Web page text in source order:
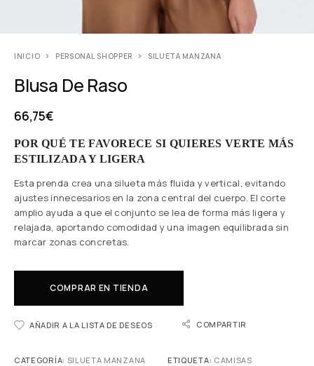
INICIO PERSONAL SHOPPER SILUETA MANZANA
Blusa De Raso
66,75€
POR QUÉ TE FAVORECE SI QUIERES VERTE MÁS
ESTILIZADA Y LIGERA
Esta prenda crea una silueta más fluida y vertical, evitando
ajustes innecesarios en la zona central del cuerpo. El corte
amplio ayuda a que el conjunto se lea de forma más ligera y
relajada, aportando comodidad y una imagen equilibrada sin
marcar zonas concretas.
COMPRAR EN TIENDA
AÑADIR A LA LISTA DE DESEOS COMPARTIR
CATEGORÍA: SILUETA MANZANA ETIQUETA: CAMISAS